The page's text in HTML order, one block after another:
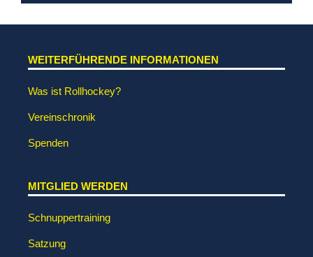
WEITERFÜHRENDE INFORMATIONEN
Was ist Rollhockey?
Vereinschronik
Spenden
MITGLIED WERDEN
Schnuppertraining
Satzung